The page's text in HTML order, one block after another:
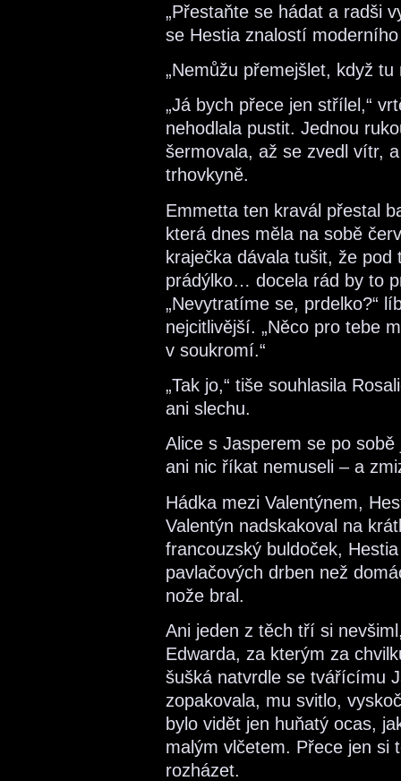
„Přestaňte se hádat a radši
se Hestia znalostí
„Nemůžu přemejšlet, když
„Já bych přece jen střílel,“
nehodlala pustit. Jednou
šermovala, až se zvedl vítr,
trhovkyně.
Emmetta ten kravál přestal
která dnes měla na sobě
kraječka dávala tušit, že
prádýlko… docela rád by to
„Nevytratíme se, prdelko?“
nejcitlivější. „Něco pro tebe
v soukromí.“
„Tak jo,“ tiše souhlasila
ani slechu.
Alice s Jasperem se po
ani nic říkat nemuseli – a
Hádka mezi Valentýnem,
Valentýn nadskakoval na
francouzský buldoček,
pavlačových drben než
nože bral.
Ani jeden z těch tří si
Edwarda, za kterým za
šušká natvrdle se tvářícímu
zopakovala, mu svitlo,
bylo vidět jen huňatý ocas,
malým vlčetem. Přece jen si
rozházet.